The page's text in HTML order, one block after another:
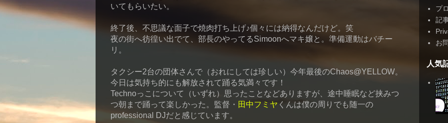
いてもらいたい。
終了後、不思議な面子で焼肉打ち上げ♪個々には納得なんだけど。笑
夜の街へ彷徨い出でて、部長のやってるSimoonへマキ嬢と。準備運動はバチー
リ。
タクシー2台の団体さんで（おれにしては珍しい）今年最後のChaos@YELLOW。
今日は気持ち的にも解放されて踊る気満々です！
Technoっこについて（いずれ）思ったことなどありますが、途中睡眠など挟みつ
つ朝まで踊って楽しかった。監督・ 田中フミヤ くんは僕の周りでも随一の
professional DJだと感じています。
プ
記
お
人気